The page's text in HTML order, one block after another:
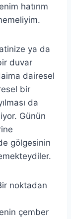
hatırım
ya da
duvar
dairesel
bir
da
Günün
gölgesinin
noktadan
çember